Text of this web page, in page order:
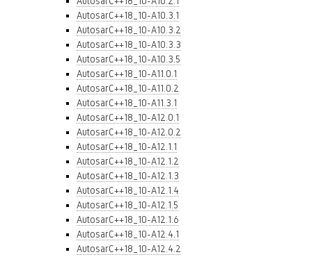
AutosarC++18_10-A10.3.1
AutosarC++18_10-A10.3.2
AutosarC++18_10-A10.3.3
AutosarC++18_10-A10.3.5
AutosarC++18_10-A11.0.1
AutosarC++18_10-A11.0.2
AutosarC++18_10-A11.3.1
AutosarC++18_10-A12.0.1
AutosarC++18_10-A12.0.2
AutosarC++18_10-A12.1.1
AutosarC++18_10-A12.1.2
AutosarC++18_10-A12.1.3
AutosarC++18_10-A12.1.4
AutosarC++18_10-A12.1.5
AutosarC++18_10-A12.1.6
AutosarC++18_10-A12.4.1
AutosarC++18_10-A12.4.2